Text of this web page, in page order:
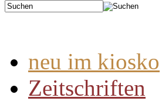
neu im kiosko
Zeitschriften